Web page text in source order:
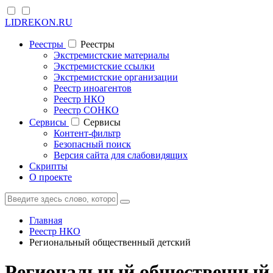
LIDREKON.RU
Реестры
Реестры
Экстремистские материалы
Экстремистские ссылки
Экстремистские организации
Реестр иноагентов
Реестр НКО
Реестр СОНКО
Cервисы
Cервисы
Контент-фильтр
Безопасный поиск
Версия сайта для слабовидящих
Скрипты
О проекте
Главная
Реестр НКО
Региональный общественный детский